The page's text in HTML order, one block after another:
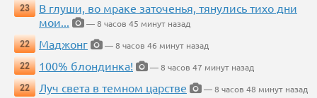
23
В глуши, во мраке заточенья, тянулись тихо дни
мои...
— 8 часов 45 минут назад
22
Маджонг
— 8 часов 46 минут назад
22
100% блондинка!
— 8 часов 47 минут назад
22
Луч света в темном царстве
— 8 часов 48 минут назад